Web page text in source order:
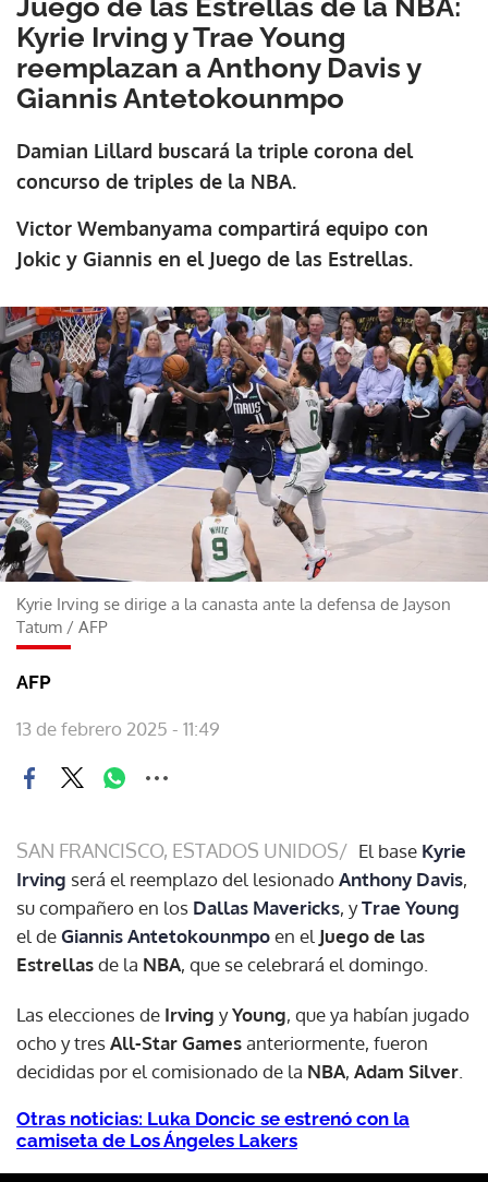
Juego de las Estrellas de la NBA:
Kyrie Irving y Trae Young
reemplazan a Anthony Davis y
Giannis Antetokounmpo
Damian Lillard buscará la triple corona del
concurso de triples de la NBA.
Victor Wembanyama compartirá equipo con
Jokic y Giannis en el Juego de las Estrellas.
Kyrie Irving se dirige a la canasta ante la defensa de Jayson
Tatum / AFP
AFP
13 de febrero 2025 - 11:49
SAN FRANCISCO, ESTADOS UNIDOS/ El base Kyrie
Irving será el reemplazo del lesionadoAnthony Davis,
su compañero en los Dallas Mavericks, yTrae Young
el deGiannis Antetokounmpoen el Juego de las
Estrellasde la NBA, que se celebrará el domingo.
Las elecciones de Irving yYoung, que ya habían jugado
ocho y tresAll-Star Gamesanteriormente, fueron
decididas por el comisionado de la NBA, Adam Silver
Otras noticias: Luka Doncic se estrenó con la
camiseta de Los Ángeles Lakers